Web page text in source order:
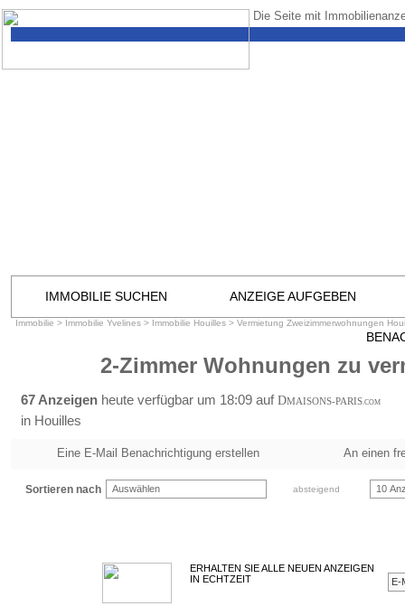
Die Seite mit
IMMOBILIE SUCHEN ANZEIGE AUFGEBEN
Immobilie > Immobilie Yvelines > Immobilie Houilles > Vermietung Zweizimmerwohnungen
2-Zimmer Wohnungen zu
67 Anzeigen heute verfügbar um 18:09 auf DMAISONS-PARIS.COM
in Houilles
Eine E-Mail Benachrichtigung erstellen An einen
Sortieren nach Auswählen absteigend 10
ERHALTEN SIE ALLE NEUEN ANZEIGEN
IN ECHTZEIT